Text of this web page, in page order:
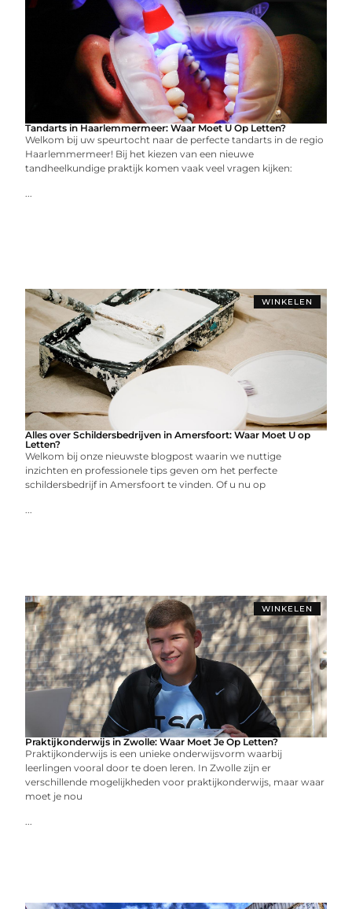
Tandarts in Haarlemmermeer: Waar Moet U Op Letten?
Welkom bij uw speurtocht naar de perfecte tandarts in de regio
Haarlemmermeer! Bij het kiezen van een nieuwe
tandheelkundige praktijk komen vaak veel vragen kijken:
...
WINKELEN
Alles over Schildersbedrijven in Amersfoort: Waar Moet U op
Letten?
Welkom bij onze nieuwste blogpost waarin we nuttige
inzichten en professionele tips geven om het perfecte
schildersbedrijf in Amersfoort te vinden. Of u nu op
...
WINKELEN
Praktijkonderwijs in Zwolle: Waar Moet Je Op Letten?
Praktijkonderwijs is een unieke onderwijsvorm waarbij
leerlingen vooral door te doen leren. In Zwolle zijn er
verschillende mogelijkheden voor praktijkonderwijs, maar waar
moet je nou
...